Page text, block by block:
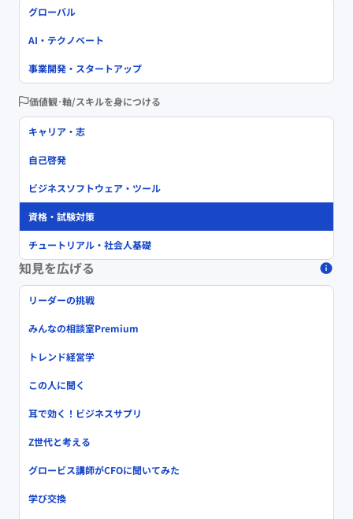
グローバル
AI・テクノベート
事業開発・スタートアップ
価値観･軸/スキルを身につける
キャリア・志
自己啓発
ビジネスソフトウェア・ツール
資格・試験対策
チュートリアル・社会人基礎
知見を広げる
リーダーの挑戦
みんなの相談室Premium
トレンド経営学
この人に聞く
耳で効く！ビジネスサプリ
Z世代と考える
グロービス講師がCFOに聞いてみた
学び交換